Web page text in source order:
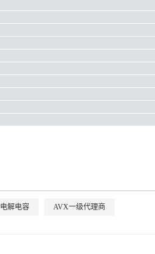
电解电容 AVX一级代理商